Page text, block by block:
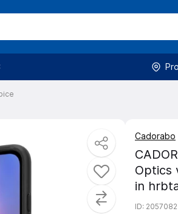
Cadorabo
Optics
in
ID: